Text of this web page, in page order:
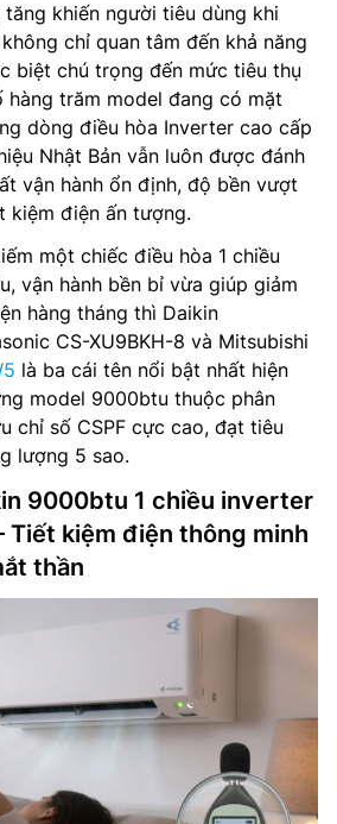
khiến người tiêu dùng khi
chỉ quan tâm đến khả năng
biệt chú trọng đến mức tiêu thụ
hàng trăm model đang có mặt
dòng điều hòa Inverter cao cấp
Nhật Bản vẫn luôn được đánh
vận hành ổn định, độ bền vượt
kiệm điện ấn tượng.
một chiếc điều hòa 1 chiều
vận hành bền bỉ vừa giúp giảm
hàng tháng thì Daikin
CS-XU9BKH-8 và Mitsubishi
là ba cái tên nổi bật nhất hiện
model 9000btu thuộc phân
chỉ số CSPF cực cao, đạt tiêu
lượng 5 sao.
9000btu 1 chiều inverter
Tiết kiệm điện thông minh
thần